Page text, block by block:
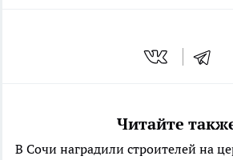
Читайте
В Сочи наградили строителей на